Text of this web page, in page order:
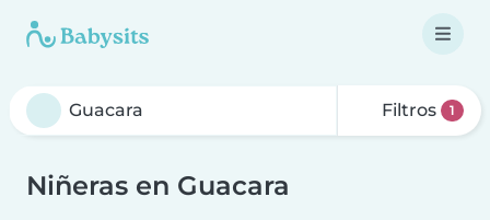
Filtros 1
Niñeras en Guacara